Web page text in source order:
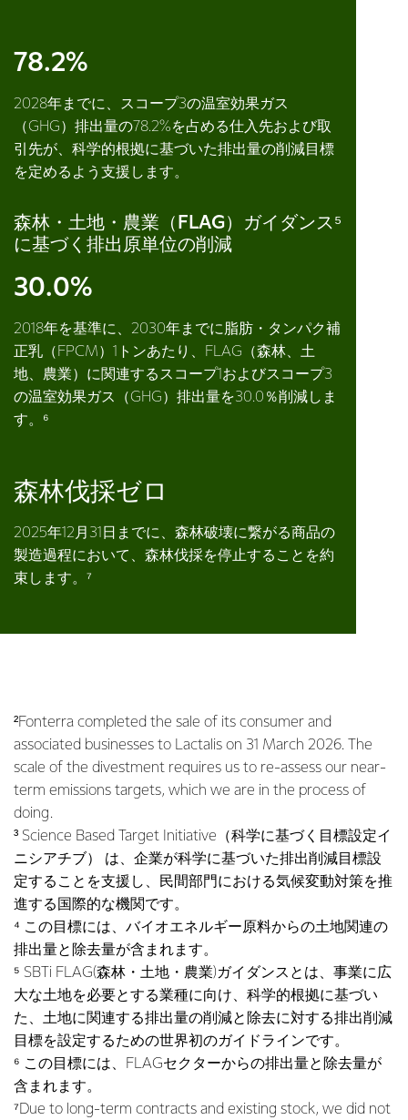
78.2%
2028年までに、スコープ3の温室効果ガス
（GHG）排出量の78.2%を占める仕入先および取
引先が、科学的根拠に基づいた排出量の削減目標
を定めるよう支援します。
森林・土地・農業（FLAG）ガイダンス⁵
に基づく排出原単位の削減
30.0%
2018年を基準に、2030年までに脂肪・タンパク補
正乳（FPCM）1トンあたり、FLAG（森林、土
地、農業）に関連するスコープ1およびスコープ3
の温室効果ガス（GHG）排出量を30.0％削減しま
す。⁶
森林伐採ゼロ
2025年12月31日までに、森林破壊に繋がる商品の
製造過程において、森林伐採を停止することを約
束します。⁷
²Fonterra completed the sale of its consumer and
associated businesses to Lactalis on 31 March 2026. The
scale of the divestment requires us to re-assess our near-
term emissions targets, which we are in the process of
doing.
³ Science Based Target Initiative（科学に基づく目標設定イ
ニシアチブ） は、企業が科学に基づいた排出削減目標設
定することを支援し、民間部門における気候変動対策を推
進する国際的な機関です。
⁴ この目標には、バイオエネルギー原料からの土地関連の
排出量と除去量が含まれます。
⁵ SBTi FLAG(森林・土地・農業)ガイダンスとは、事業に広
大な土地を必要とする業種に向け、科学的根拠に基づい
た、土地に関連する排出量の削減と除去に対する排出削減
目標を設定するための世界初のガイドラインです。
⁶ この目標には、FLAGセクターからの排出量と除去量が
含まれます。
⁷Due to long-term contracts and existing stock, we did not